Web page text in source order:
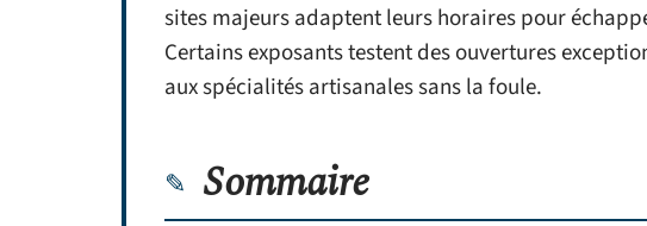
sites majeurs adaptent leurs horaires pour
Certains exposants testent des ouvertures
aux spécialités artisanales sans la foule.
Sommaire